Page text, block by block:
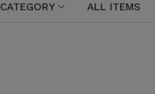
CATEGORY ALL ITEMS